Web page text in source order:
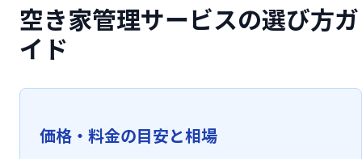
空き家管理サービスの選び方ガ
イド
価格・料金の目安と相場